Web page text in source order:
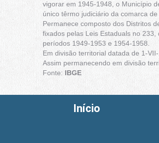
vigorar em 1945-1948, o Município
único têrmo judiciário da comarca
Permanece composto dos Distritos
fixados pelas Leis Estaduals no
períodos 1949-1953 e 1954-1958.
Em divisão territorial datada de 1-
Assim permanecendo em divisão
Fonte: IBGE
Início